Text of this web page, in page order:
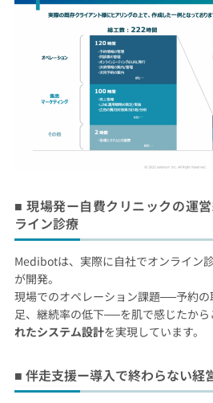
■ 現場発ー自費クリニックの運
ライン診療
Medibotは、実際に自社でオンライン
が開発。
現場でのオペレーション課題──予約
足、継続率の低下──を肌で感じたから
れたシステム設計を実現しています。
■ 伴走支援ー導入で終わらない経